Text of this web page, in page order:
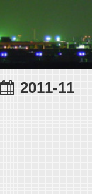
2011-11